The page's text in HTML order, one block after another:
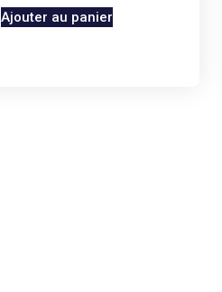
Ajouter au panier